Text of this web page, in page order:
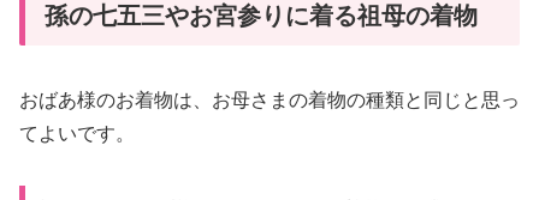
孫の七五三やお宮参りに着る祖母の着物
おばあ様のお着物は、お母さまの着物の種類と同じと思っ
てよいです。